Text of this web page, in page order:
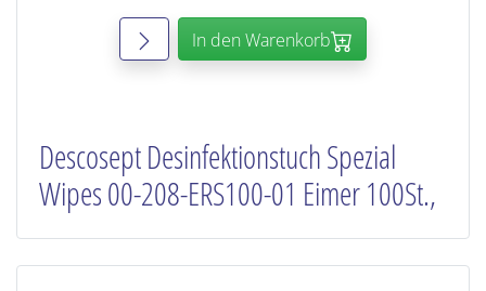
In den Warenkorb
Descosept Desinfektionstuch Spezial
Wipes 00-208-ERS100-01 Eimer 100St.,